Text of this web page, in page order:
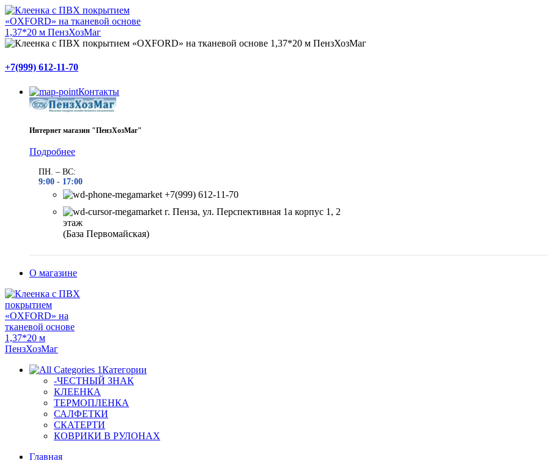
+7(999) 612-11-70
Контакты
Интернет магазин "ПензХозМаг"
Подробнее
ПН. – ВС:
9:00 - 17:00
+7(999) 612-11-70
г. Пенза, ул. Перспективная 1а корпус 1, 2
этаж
(База Первомайская)
О магазине
Категории
-ЧЕСТНЫЙ ЗНАК
КЛЕЕНКА
ТЕРМОПЛЕНКА
САЛФЕТКИ
СКАТЕРТИ
КОВРИКИ В РУЛОНАХ
Главная